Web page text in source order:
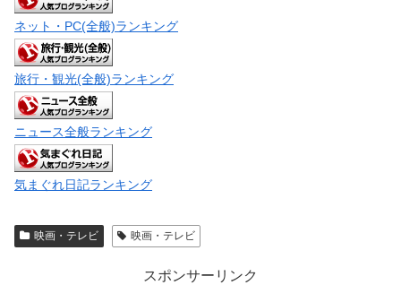
ネット・PC(全般)ランキング
旅行・観光(全般)ランキング
ニュース全般ランキング
気まぐれ日記ランキング
映画・テレビ 映画・テレビ
スポンサーリンク